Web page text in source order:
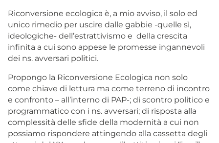
Riconversione ecologica è, a mio avviso, il solo ed
unico rimedio per uscire dalle gabbie -quelle sì,
ideologiche- dell’estrattivismo e della crescita
infinita a cui sono appese le promesse ingannevoli
dei ns. avversari politici.
Propongo la Riconversione Ecologica non solo
come chiave di lettura ma come terreno di incontro
e confronto – all’interno di PAP-; di scontro politico e
programmatico con i ns. avversari; di risposta alla
complessità delle sfide della modernità a cui non
possiamo rispondere attingendo alla cassetta degli